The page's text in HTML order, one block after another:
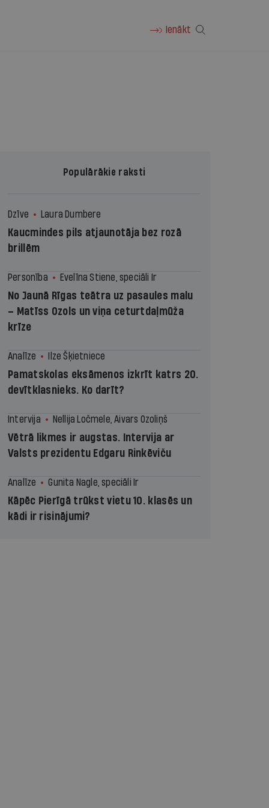
Ienākt
Populārākie raksti
Dzīve Laura Dumbere
Kaucmindes pils atjaunotāja bez rozā
brillēm
Personība Evelīna Stiene, speciāli Ir
No Jaunā Rīgas teātra uz pasaules malu
– Matīss Ozols un viņa ceturtdaļmūža
krīze
Analīze Ilze Šķietniece
Pamatskolas eksāmenos izkrīt katrs 20.
devītklasnieks. Ko darīt?
Intervija Nellija Ločmele, Aivars Ozoliņš
Vētrā likmes ir augstas. Intervija ar
Valsts prezidentu Edgaru Rinkēviču
Analīze Gunita Nagle, speciāli Ir
Kāpēc Pierīgā trūkst vietu 10. klasēs un
kādi ir risinājumi?